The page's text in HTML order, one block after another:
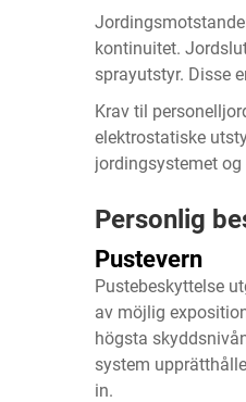
kontinuitet.
sprayutstyr. Disse
Krav til
elektrostatiske
jordingsystemet
Personlig
Pustevern
Pustebeskyttelse
av möjlig
högsta
system
in.